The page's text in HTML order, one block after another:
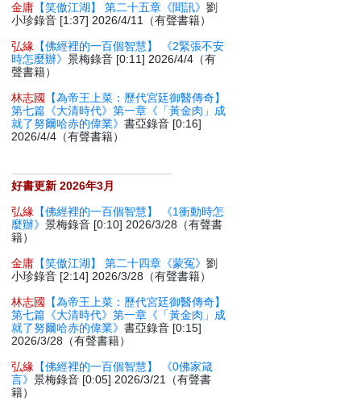
金庸 【笑傲江湖】 第二十五章《聞訊》劉
小珍錄音 [1:37] 2026/4/11（有聲書籍）
弘緣 【佛經裡的一百個智慧】 《2緊張不安
時怎麼辦》景梅錄音 [0:11] 2026/4/4（有
聲書籍）
林志國
【為帝王上菜：歷代宮廷御醫傳奇】
第七篇《大清時代》第一章《「黃金肉」成
就了努爾哈赤的偉業》書亞錄音 [0:16]
2026/4/4（有聲書籍）
好書更新 2026年3月
弘緣 【佛經裡的一百個智慧】 《1衝動時怎
麼辦》景梅錄音 [0:10] 2026/3/28（有聲書
籍）
金庸 【笑傲江湖】 第二十四章《蒙冤》劉
小珍錄音 [2:14] 2026/3/28（有聲書籍）
林志國
【為帝王上菜：歷代宮廷御醫傳奇】
第七篇《大清時代》第一章《「黃金肉」成
就了努爾哈赤的偉業》書亞錄音 [0:15]
2026/3/28（有聲書籍）
弘緣 【佛經裡的一百個智慧】 《0佛家箴
言》景梅錄音 [0:05] 2026/3/21（有聲書
籍）